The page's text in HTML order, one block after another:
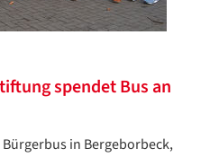
spendet Bus an
in Bergeborbeck,